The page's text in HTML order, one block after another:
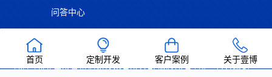
首页 定制开发 客户案例 关于壹博
问答中心
渝ICP备2022014306号 渝公网安备50011302001126号 | Copyright ©
2022-2026 重庆壹博信息技术有限公司 版权所有 | 唯一官方网站：